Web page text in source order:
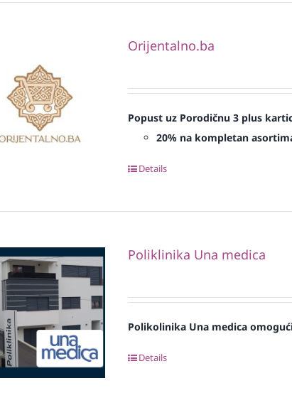
Orijentalno.ba
Popust uz Porodičnu 3 plus
20% na kompletan
Details
Poliklinika Una medica
Polikolinika Una medica
Details